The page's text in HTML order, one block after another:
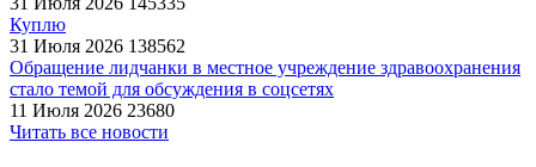
Куплю
31 Июля 2026 138562
Обращение лидчанки в местное учреждение здравоохранения
стало темой для обсуждения в соцсетях
11 Июля 2026 23680
Читать все новости